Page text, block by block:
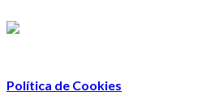
Política de Cookies